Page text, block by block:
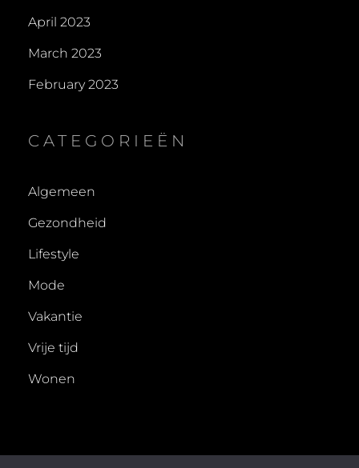
April 2023
March 2023
February 2023
CATEGORIEËN
Algemeen
Gezondheid
Lifestyle
Mode
Vakantie
Vrije tijd
Wonen